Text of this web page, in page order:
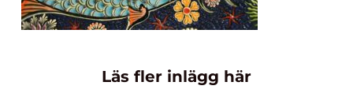
Läs fler inlägg här